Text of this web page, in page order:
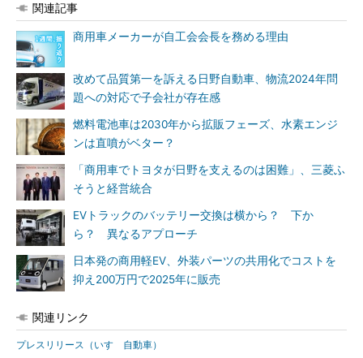
関連記事
商用車メーカーが自工会会長を務める理由
改めて品質第一を訴える日野自動車、物流2024年問
題への対応で子会社が存在感
燃料電池車は2030年から拡販フェーズ、水素エンジ
ンは直噴がベター？
「商用車でトヨタが日野を支えるのは困難」、三菱ふ
そうと経営統合
EVトラックのバッテリー交換は横から？ 下か
ら？ 異なるアプローチ
日本発の商用軽EV、外装パーツの共用化でコストを
抑え200万円で2025年に販売
関連リンク
プレスリリース（いすゞ自動車）